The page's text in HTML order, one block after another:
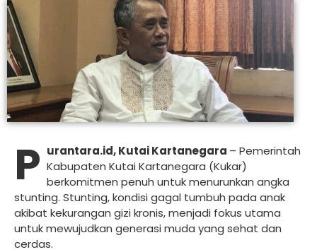
P urantara.id, Kutai Kartanegara – Pemerintah
Kabupaten Kutai Kartanegara (Kukar)
berkomitmen penuh untuk menurunkan angka
stunting. Stunting, kondisi gagal tumbuh pada anak
akibat kekurangan gizi kronis, menjadi fokus utama
untuk mewujudkan generasi muda yang sehat dan
cerdas.